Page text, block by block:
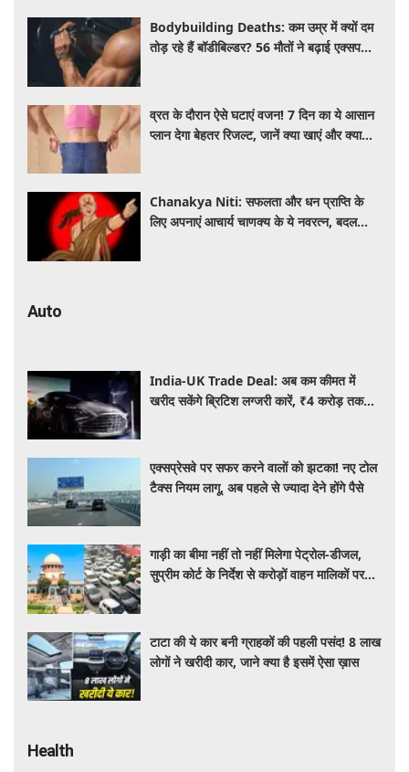
Bodybuilding Deaths: कम उम्र में क्यों दम
तोड़ रहे हैं बॉडीबिल्डर? 56 मौतों ने बढ़ाई एक्सपर्ट्स
व्रत के दौरान ऐसे घटाएं वजन! 7 दिन का ये आसान
प्लान देगा बेहतर रिजल्ट, जानें क्या खाएं और क्या
Chanakya Niti: सफलता और धन प्राप्ति के
लिए अपनाएं आचार्य चाणक्य के ये नवरत्न, बदल
Auto
India-UK Trade Deal: अब कम कीमत में
खरीद सकेंगे ब्रिटिश लग्जरी कारें, ₹4 करोड़ तक
एक्सप्रेसवे पर सफर करने वालों को झटका! नए टोल
टैक्स नियम लागू, अब पहले से ज्यादा देने होंगे पैसे
गाड़ी का बीमा नहीं तो नहीं मिलेगा पेट्रोल-डीजल,
सुप्रीम कोर्ट के निर्देश से करोड़ों वाहन मालिकों पर
टाटा की ये कार बनी ग्राहकों की पहली पसंद! 8 लाख
लोगों ने खरीदी कार, जाने क्या है इसमें ऐसा ख़ास
Health